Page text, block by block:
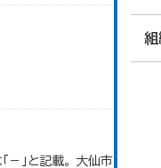
組
」と記載。 大仙市の統計